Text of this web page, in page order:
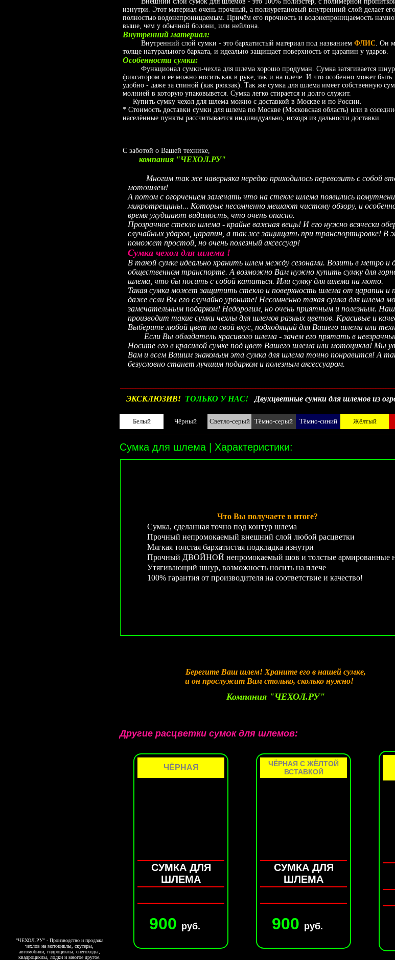
"ЧЕХОЛ.РУ" - Производство и продажа
чехлов на мотоциклы, скутеры,
автомобили, гидроциклы, снегоходы,
квадроциклы, лодки и многое другое.
изнутри. Этот материал очень прочный, а полиуретановый внутренний слой делает его
полностью водонепроницаемым. Причём его прочность и водонепроницаемость
выше, чем у обычной болони, или нейлона.
Внутренний материал:
Внутренний слой сумки - это бархатистый материал под названием ФЛИС. Он
толще натурального бархата, и идеально защищает поверхность от царапин у ударов.
Особенности сумки:
Функционал сумки-чехла для шлема хорошо продуман. Сумка затягивается
фиксатором и её можно носить как в руке, так и на плече. И что особенно может быть
удобно - даже за спиной (как рюкзак). Так же сумка для шлема имеет собственную
молнией в которую упаковывется. Сумка легко стирается и долго служит.
Купить сумку чехол для шлема можно с доставкой в Москве и по России.
* Стоимость доставки сумки для шлема по Москве (Московская область) или в
населённые пункты рассчитывается индивидуально, исходя из дальности доставки.
С заботой о Вашей технике,
компания "ЧЕХОЛ.РУ"
Многим так же наверняка нередко приходилось перевозить с собой
мотошлем!
А потом с огорчением замечать что на стекле шлема появились
микротрещины... Которые несомненно мешают чистому обзору, и
время ухудшают видимость, что очень опасно.
Прозрачное стекло шлема - крайне важная вещь! И его нужно всячески
случайных ударов, царапин, а так же защищать при транспортировке! В
поможет простой, но очень полезный аксессуар!
Сумка чехол для шлема !
В такой сумке идеально хранить шлем между сезонами. Возить в метро и
общественном транспорте. А возможно Вам нужно купить сумку для
шлема, что бы носить с собой кататься. Или сумку для шлема на мото.
Такая сумка может защитить стекло и поверхность шлема от царапин и
даже если Вы его случайно уроните! Несомненно такая сумка для шлема
замечательным подарком! Недорогим, но очень приятным и полезным.
производит такие сумки чехлы для шлемов разных цветов. Красивые и
Выберите любой цвет на свой вкус, подходящий для Вашего шлема или
Если Вы обладатель красивого шлема - зачем его прятать в
Носите его в красивой сумке под цвет Вашего шлема или мотоцикла! Мы
Вам и всем Вашим знакомым эта сумка для шлема точно понравится! А
безусловно станет лучшим подарком и полезным аксессуаром.
ЭКСКЛЮЗИВ! ТОЛЬКО У НАС! Двухцветные сумки для шлемов из
Белый Чёрный Светло-серый Тёмно-серый Тёмно-синий Жёлтый
Сумка для шлема | Характеристики:
Что Вы получаете в итоге?
Сумка, сделанная точно под контур шлема
Прочный непромокаемый внешний слой любой расцветки
Мягкая толстая бархатистая подкладка изнутри
Прочный ДВОЙНОЙ непромокаемый шов и толстые армированные
Утягивающий шнур, возможность носить на плече
100% гарантия от производителя на соответствие и качество!
Берегите Ваш шлем! Храните его в нашей сумке,
и он прослужит Вам столько, сколько нужно!
Компания "ЧЕХОЛ.РУ"
Другие расцветки сумок для шлемов:
ЧЁРНАЯ
СУМКА ДЛЯ
ШЛЕМА
900 руб.
ЧЁРНАЯ С ЖЁЛТОЙ
ВСТАВКОЙ
СУМКА ДЛЯ
ШЛЕМА
900 руб.